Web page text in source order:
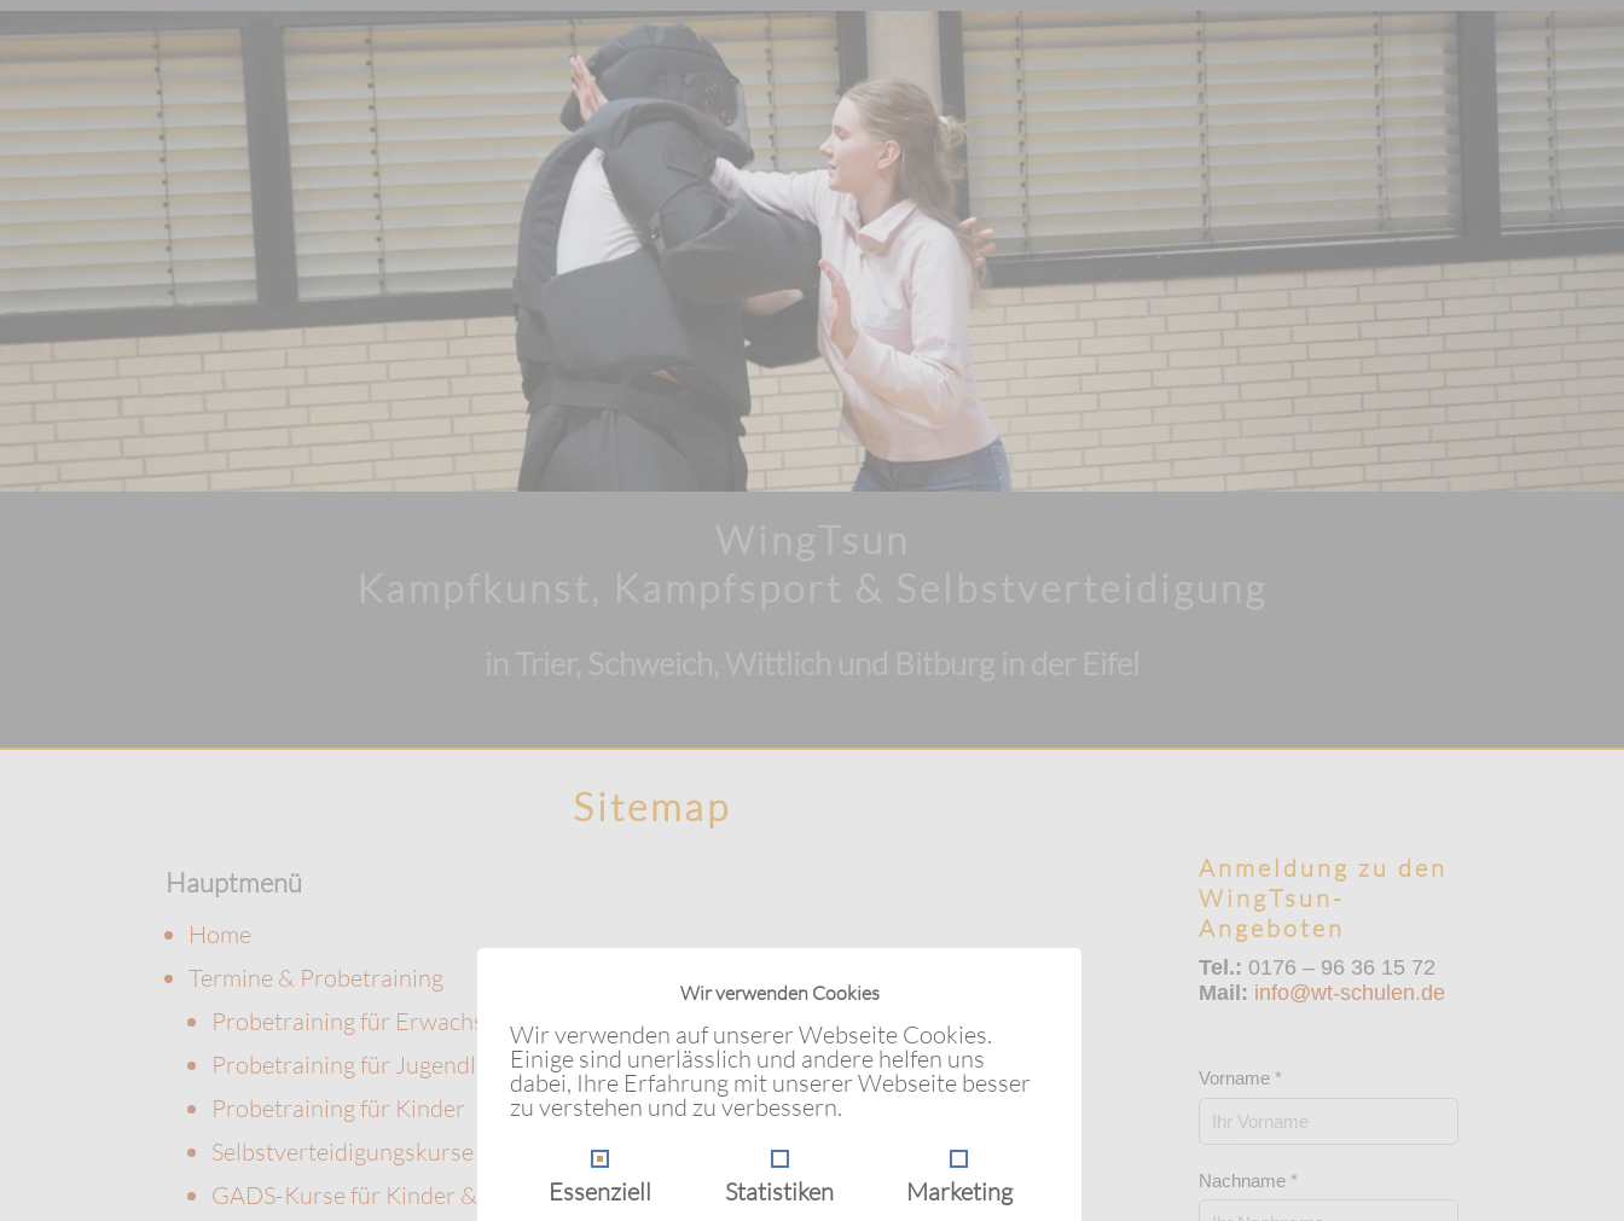
Wir verwenden Cookies
Wir verwenden auf unserer Webseite Cookies.
Einige sind unerlässlich und andere helfen uns
dabei, Ihre Erfahrung mit unserer Webseite besser
zu verstehen und zu verbessern.
Essenziell Statistiken
Marketing
Sitemap
Hauptmenü
Home
Termine & Probetraining
Probetraining für Erwachsene
Probetraining für Jugendliche
Probetraining für Kinder
Selbstverteidigungskurse für Frauen
GADS-Kurse für Kinder & Teens
Anmeldung zu den
WingTsun-
Angeboten
Tel.: 0176 – 96 36 15 72
Mail: info@wt-schulen.de
Vorname *
Nachname *